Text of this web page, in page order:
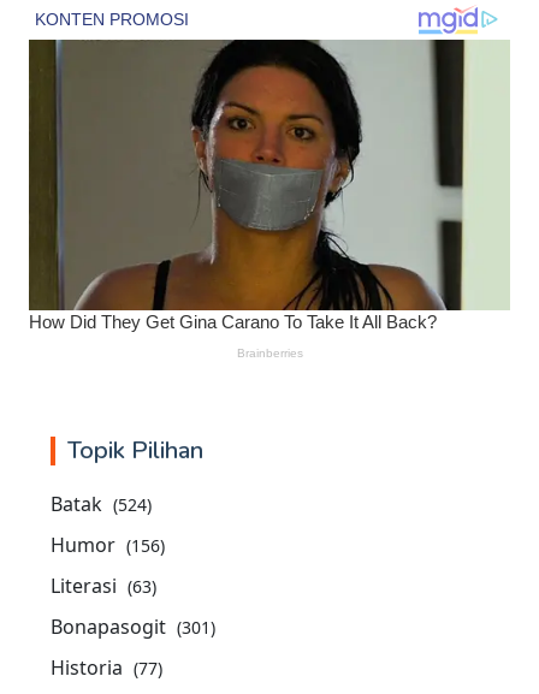
Topik Pilihan
Batak (524)
Humor (156)
Literasi (63)
Bonapasogit (301)
Historia (77)